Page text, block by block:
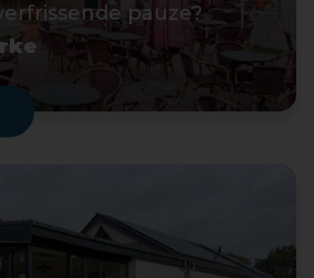
pauze?